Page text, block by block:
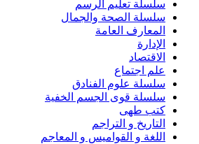
سلسلة تعليم الرسم
سلسلة الصحة والجمال
المعارف العامة
الإدارة
الاقتصاد
علم اجتماع
سلسلة علوم الفنادق
سلسلة قوى الجسم الخفية
كتب طهى
التاريخ و التراجم
اللغة و القواميس و المعاجم